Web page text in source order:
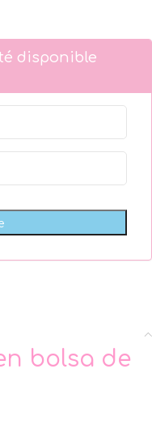
disponible
bolsa de